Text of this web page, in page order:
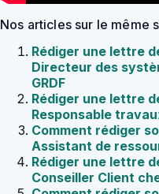
Nos articles sur le même
Rédiger une lettre
Directeur des
GRDF
Rédiger une lettre
Responsable
Comment rédiger
Assistant de
Rédiger une lettre
Conseiller Client